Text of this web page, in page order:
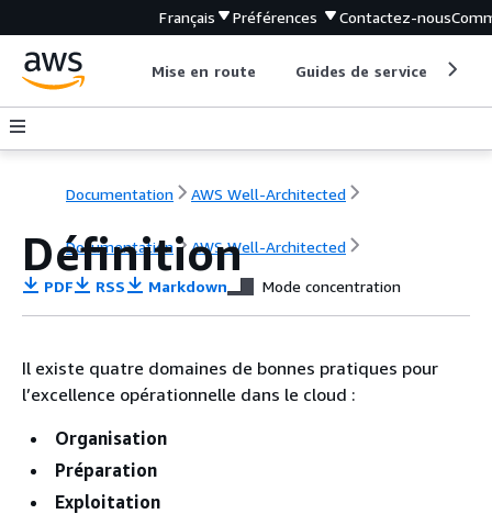
Français Préférences Contactez-nous
Mise en route Guides de service
Documentation AWS Well-Architected
Documentation AWS Well-Architected
Définition
PDF RSS Markdown Mode concentration
Il existe quatre domaines de bonnes pratiques pour
l’excellence opérationnelle dans le cloud :
Organisation
Préparation
Exploitation